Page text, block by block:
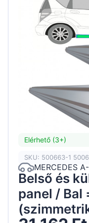
Elérhető (3+)
SKU: 500663-1
MERCEDES
Belső és
panel / Bal